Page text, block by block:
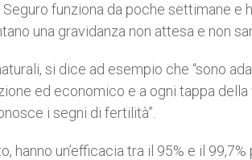
Seguro funziona da poche settimane e
una gravidanza non attesa e non
si dice ad esempio che “sono
ed economico e a ogni tappa
i segni di fertilità”.
hanno un’efficacia tra il 95% e il